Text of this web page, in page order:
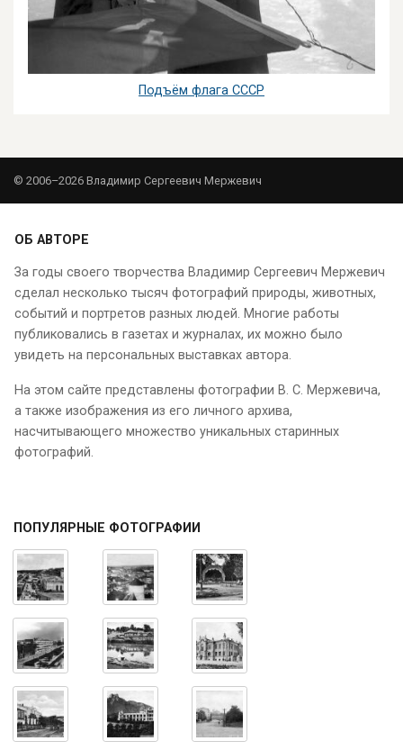
Подъём флага СССР
© 2006–2026 Владимир Сергеевич Мержевич
ОБ АВТОРЕ
За годы своего творчества Владимир Сергеевич Мержевич
сделал несколько тысяч фотографий природы, животных,
событий и портретов разных людей. Многие работы
публиковались в газетах и журналах, их можно было
увидеть на персональных выставках автора.
На этом сайте представлены фотографии В. С. Мержевича,
а также изображения из его личного архива,
насчитывающего множество уникальных старинных
фотографий.
ПОПУЛЯРНЫЕ ФОТОГРАФИИ